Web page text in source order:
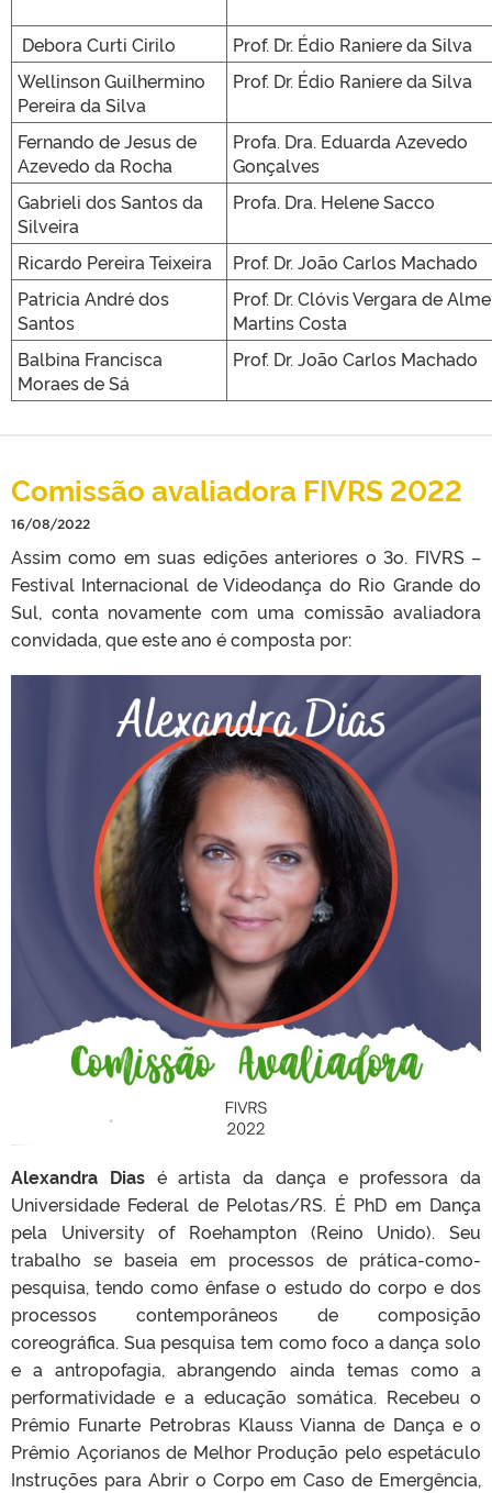
Debora Curti Cirilo
Prof. Dr. Édio Raniere da Silva
Wellinson Guilhermino
Pereira da Silva
Prof. Dr. Édio Raniere da Silva
Fernando de Jesus de
Azevedo da Rocha
Profa. Dra. Eduarda Azevedo
Gonçalves
Gabrieli dos Santos da
Silveira
Profa. Dra. Helene Sacco
Ricardo Pereira Teixeira
Prof. Dr. João Carlos Machado
Patricia André dos
Santos
Prof. Dr. Clóvis Vergara de
Martins Costa
Balbina Francisca
Moraes de Sá
Prof. Dr. João Carlos Machado
Comissão avaliadora FIVRS 2022
16/08/2022
Assim como em suas edições anteriores o 3o. FIVRS –
Festival Internacional de Videodança do Rio Grande do
Sul, conta novamente com uma comissão avaliadora
convidada, que este ano é composta por:
Alexandra Diasé artista da dança e professora da
Universidade Federal de Pelotas/RS. É PhD em Dança
pela University of Roehampton (Reino Unido). Seu
trabalho se baseia em processos de prática-como-
pesquisa, tendo como ênfase o estudo do corpo e dos
processos contemporâneos de composição
coreográfica. Sua pesquisa tem como foco a dança solo
e a antropofagia, abrangendo ainda temas como a
performatividade e a educação somática. Recebeu o
Prêmio Funarte Petrobras Klauss Vianna de Dança e o
Prêmio Açorianos de Melhor Produção pelo espetáculo
Instruções para Abrir o Corpo em Caso de Emergência,